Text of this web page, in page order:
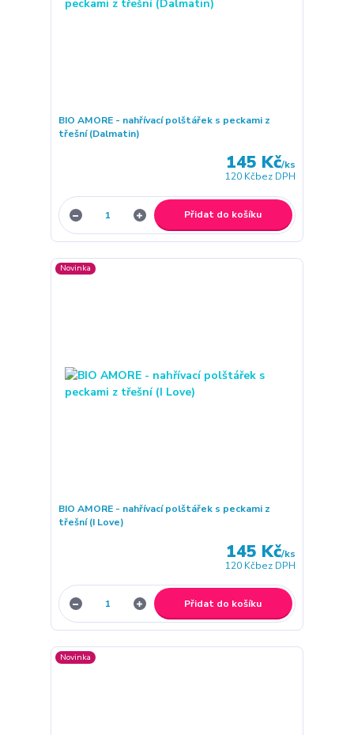
BIO AMORE - nahřívací polštářek s peckami z
třešní (Dalmatin)
145 Kč/ks
120 Kčbez DPH
Přidat do košíku
Novinka
BIO AMORE - nahřívací polštářek s peckami z
třešní (I Love)
145 Kč/ks
120 Kčbez DPH
Přidat do košíku
Novinka